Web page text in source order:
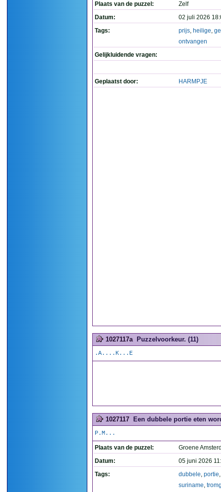
Plaats van de puzzel:
Zelf
Datum:
02 juli 2026
Tags:
prijs, heilige,
ontvangen
Gelijkluidende vragen:
Geplaatst door: HARMPJE
1027117a Puzzelvoorkeur. (11)
.A....K...E
1027117 Een dubbele portie eten
P.M...
Plaats van de puzzel:
Groene
Datum:
05 juni 2026
Tags:
dubbele, portie
suriname,